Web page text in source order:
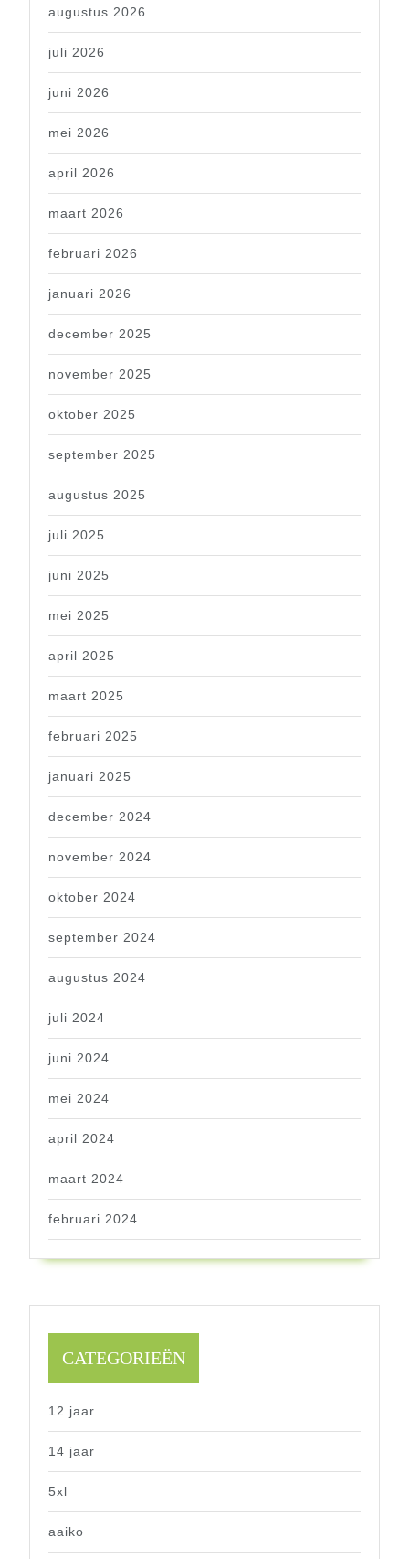
augustus 2026
juli 2026
juni 2026
mei 2026
april 2026
maart 2026
februari 2026
januari 2026
december 2025
november 2025
oktober 2025
september 2025
augustus 2025
juli 2025
juni 2025
mei 2025
april 2025
maart 2025
februari 2025
januari 2025
december 2024
november 2024
oktober 2024
september 2024
augustus 2024
juli 2024
juni 2024
mei 2024
april 2024
maart 2024
februari 2024
CATEGORIEËN
12 jaar
14 jaar
5xl
aaiko